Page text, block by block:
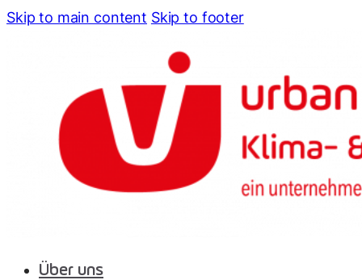
Skip to main content Skip to footer
Über uns